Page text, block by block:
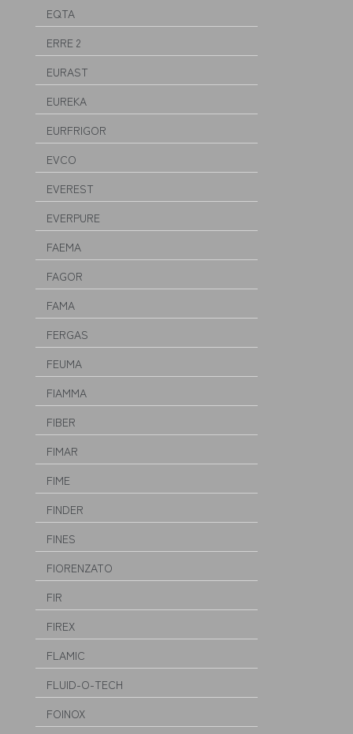
EQTA
ERRE 2
EURAST
EUREKA
EURFRIGOR
EVCO
EVEREST
EVERPURE
FAEMA
FAGOR
FAMA
FERGAS
FEUMA
FIAMMA
FIBER
FIMAR
FIME
FINDER
FINES
FIORENZATO
FIR
FIREX
FLAMIC
FLUID-O-TECH
FOINOX